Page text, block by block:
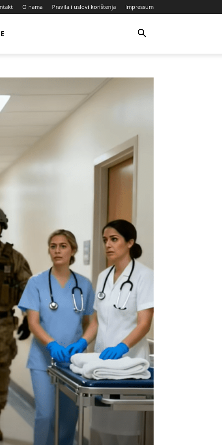
O nama Pravila i uslovi korištenja Impressum